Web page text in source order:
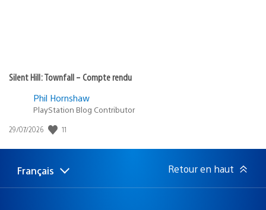
Silent Hill: Townfall – Compte rendu
Phil Hornshaw
PlayStation Blog Contributor
Date
publication
29/07/2026 11
Choisir
une
Région
actuelle
Français Retour en haut